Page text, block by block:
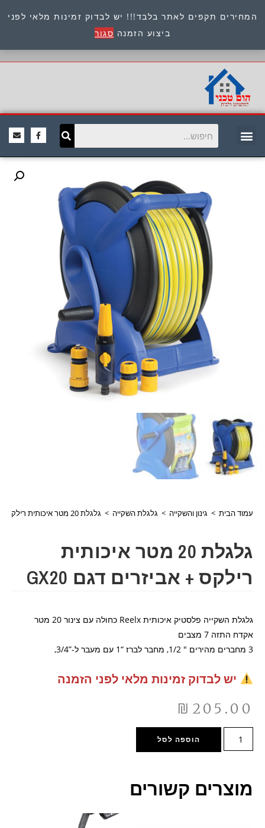
המחירים תקפים לאתר בלבד!!! יש לבדוק זמינות מלאי לפני
ביצוע הזמנה סגור
כתובת : היוזמים 9 אור יהודה שירות לקוחות 054-
8945722
עמוד הבית > גינון והשקייה > גלגלת השקייה > גלגלת 20 מטר איכותית רילקס + אביזרים דגם GX20
גלגלת 20 מטר איכותית
רילקס + אביזרים דגם GX20
גלגלת השקייה פלסטיק איכותית Reelx כחולה עם צינור 20 מטר
אקדח התזה 7 מצבים
3 מחברים מהירים " 1/2, מחבר לברז “1 עם מעבר ל-”3/4,
יש לבדוק זמינות מלאי לפני הזמנה
₪ 205.00
הוספה לסל
מוצרים קשורים